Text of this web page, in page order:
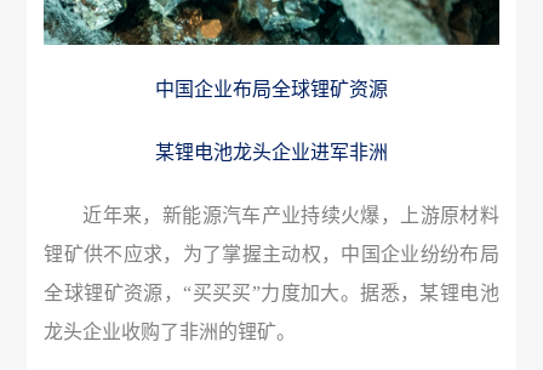
中国企业布局全球锂矿资源
某锂电池龙头企业进军非洲
近年来，新能源汽车产业持续火爆，上游原材料
锂矿供不应求，为了掌握主动权，中国企业纷纷布局
全球锂矿资源，“买买买”力度加大。据悉，某锂电池
龙头企业收购了非洲的锂矿。